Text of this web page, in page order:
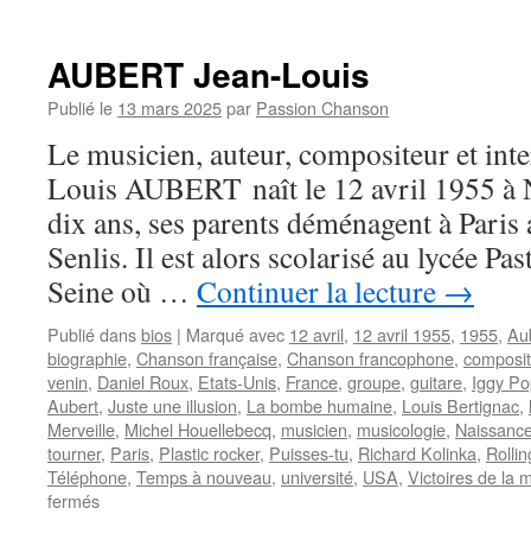
AUBERT Jean-Louis
Publié le 13 mars 2025par Passion Chanson
Le musicien, auteur, compositeur et
Louis AUBERT naît le 12 avril 1955 à
dix ans, ses parents déménagent à
Senlis. Il est alors scolarisé au lycée
Seine où … Continuer la lecture →
Publié dansbios | Marqué avec 12 avril, 12 avril 1955, 1955,
biographie, Chanson française, Chanson francophone,
venin, Daniel Roux, Etats-Unis, France, groupe, guitare, Iggy
Aubert, Juste une illusion, La bombe humaine, Louis Bertignac,
Merveille, Michel Houellebecq, musicien, musicologie,
tourner, Paris, Plastic rocker, Puisses-tu, Richard Kolinka,
Téléphone, Temps à nouveau, université, USA, Victoires de la
ferméssur